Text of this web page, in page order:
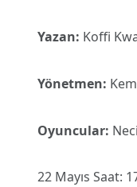
Yazan: Koffi
Yönetmen:
Oyuncular:
22 Mayıs Saat: